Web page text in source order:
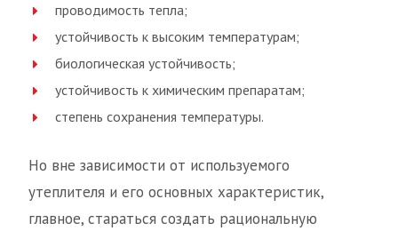
проводимость тепла;
устойчивость к высоким температурам;
биологическая устойчивость;
устойчивость к химическим препаратам;
степень сохранения температуры.
Но вне зависимости от используемого
утеплителя и его основных характеристик,
главное, стараться создать рациональную